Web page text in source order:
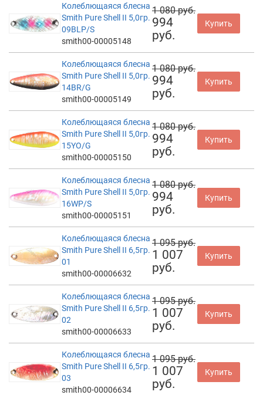
Колеблющаяся блесна
Smith Pure Shell II 5,0гр.
09BLP/S
smith00-00005148
1 080 руб.
994
руб.
Купить
Колеблющаяся блесна
Smith Pure Shell II 5,0гр.
14BR/G
smith00-00005149
1 080 руб.
994
руб.
Купить
Колеблющаяся блесна
Smith Pure Shell II 5,0гр.
15YO/G
smith00-00005150
1 080 руб.
994
руб.
Купить
Колеблющаяся блесна
Smith Pure Shell II 5,0гр.
16WP/S
smith00-00005151
1 080 руб.
994
руб.
Купить
Колеблющаяся блесна
Smith Pure Shell II 6,5гр.
01
smith00-00006632
1 095 руб.
1 007
руб.
Купить
Колеблющаяся блесна
Smith Pure Shell II 6,5гр.
02
smith00-00006633
1 095 руб.
1 007
руб.
Купить
Колеблющаяся блесна
Smith Pure Shell II 6,5гр.
03
smith00-00006634
1 095 руб.
1 007
руб.
Купить